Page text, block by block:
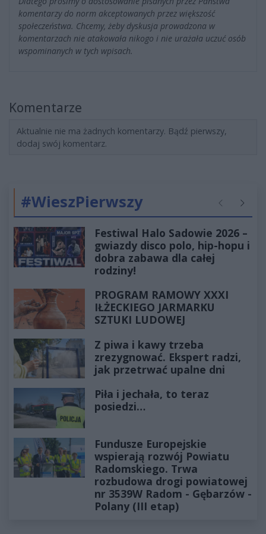
komentarzy do norm akceptowanych przez większość
społeczeństwa. Chcemy, żeby dyskusja prowadzona w
komentarzach nie atakowała nikogo i nie urażała uczuć osób
wspominanych w tych wpisach.
Komentarze
Aktualnie nie ma żadnych komentarzy. Bądź pierwszy,
dodaj swój komentarz.
#WieszPierwszy Poprzednie
Festiwal Halo Sadowie 2026 –
gwiazdy disco polo, hip-hopu i
dobra zabawa dla całej
rodziny!
PROGRAM RAMOWY XXXI
IŁŻECKIEGO JARMARKU
SZTUKI LUDOWEJ
Z piwa i kawy trzeba
zrezygnować. Ekspert radzi,
jak przetrwać upalne dni
Piła i jechała, to teraz
posiedzi…
Fundusze Europejskie
wspierają rozwój Powiatu
Radomskiego. Trwa
rozbudowa drogi powiatowej
nr 3539W Radom - Gębarzów -
Polany (III etap)